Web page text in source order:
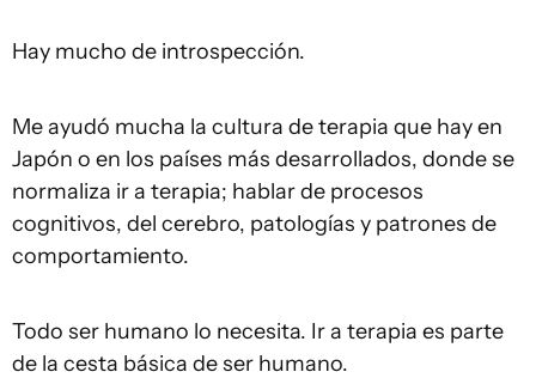
Hay mucho de introspección.
Me ayudó mucha la cultura de terapia que hay en
Japón o en los países más desarrollados, donde se
normaliza ir a terapia; hablar de procesos
cognitivos, del cerebro, patologías y patrones de
comportamiento.
Todo ser humano lo necesita. Ir a terapia es parte
de la cesta básica de ser humano.